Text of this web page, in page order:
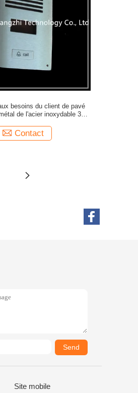
besoins du client de pavé
de l'acier inoxydable 304
Contact
Send
Site mobile